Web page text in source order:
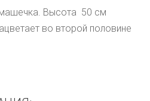
Высота 50 см
во второй половине